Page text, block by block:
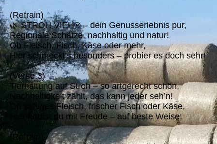
(Refrain)
🌿 STROH VIEH® – dein Genusserlebnis pur,
Regionale Schätze, nachhaltig und natur!
Ob Fleisch, Fisch, Käse oder mehr,
Hier schmeckt’s besonders – probier es doch sehr!
(Verse 3)
Tierhaltung auf Stroh – so artgerecht schön,
Nachhaltigkeit zählt, das kann jeder seh’n!
Ob saftiges Fleisch, frischer Fisch oder Käse,
Hier kaufst du mit Freude – auf beste Weise!
(Refrain)